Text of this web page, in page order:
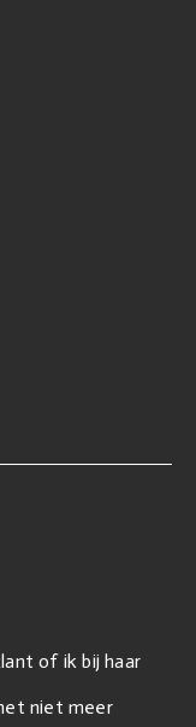
of ik bij haar
niet meer